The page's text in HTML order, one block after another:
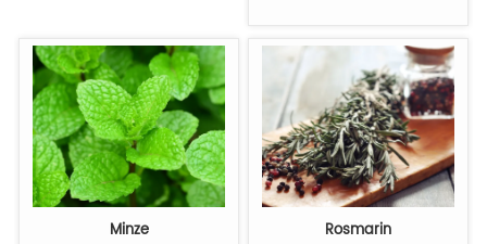
Minze Rosmarin